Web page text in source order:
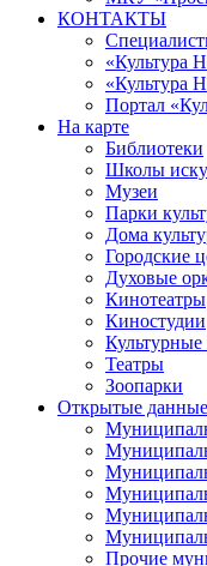
КОНТАКТЫ
«Культура
«Культура
Портал
На карте
Библиотеки
Школы
Музеи
Парки
Дома
Городские
Духовые
Кинотеатры
Киностудии
Театры
Зоопарки
Открытые данные
Прочие